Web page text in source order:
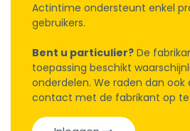
Actintime ondersteunt enkel
gebruikers.
Bent u particulier? De
toepassing beschikt
onderdelen. We raden dan
contact met de fabrikant op